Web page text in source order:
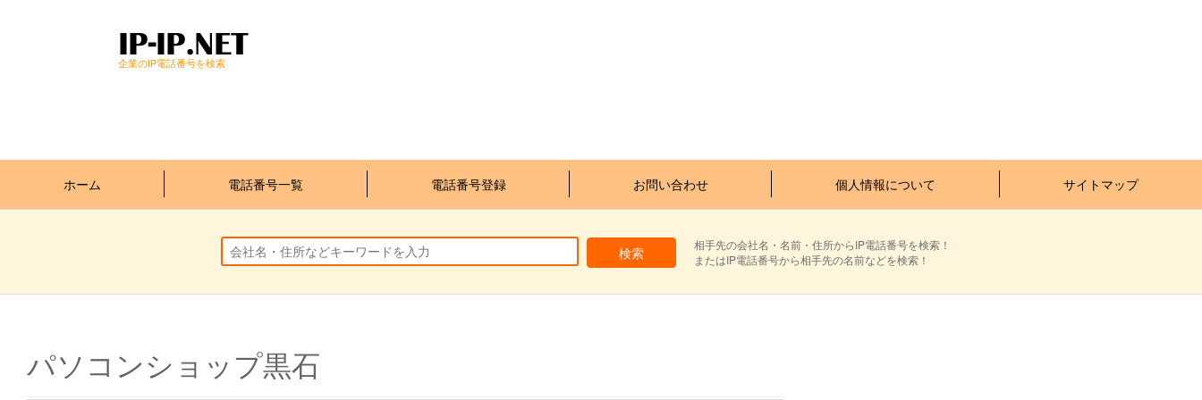
企業のIP電話番号を検索
ホーム 電話番号一覧 電話番号登録 お問い合わせ 個人情報について サイトマップ
相手先の会社名・名前・住所からIP電話番号を検索！
またはIP電話番号から相手先の名前などを検索！
パソコンショップ黒石